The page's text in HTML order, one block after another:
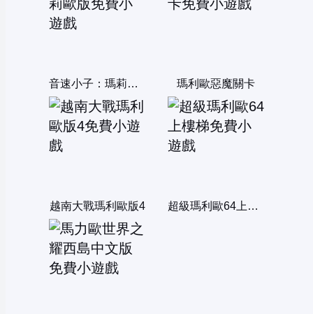
音速小子：瑪莉歐版 瑪利歐惡魔關卡
越南大戰瑪利歐版4 超級瑪利歐64上樓梯